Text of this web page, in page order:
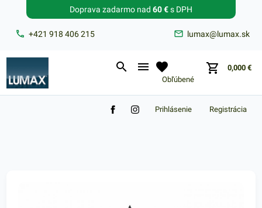
+421 918 406 215 lumax@lumax.sk
Doprava zadarmo nad 60 €s DPH
Obľúbené
0,000 €
Zabudnuté heslo?
Registrácia
Prihlásenie